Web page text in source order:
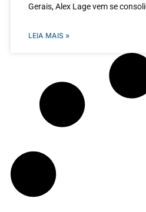
Gerais, Alex Lage vem se
LEIA MAIS »